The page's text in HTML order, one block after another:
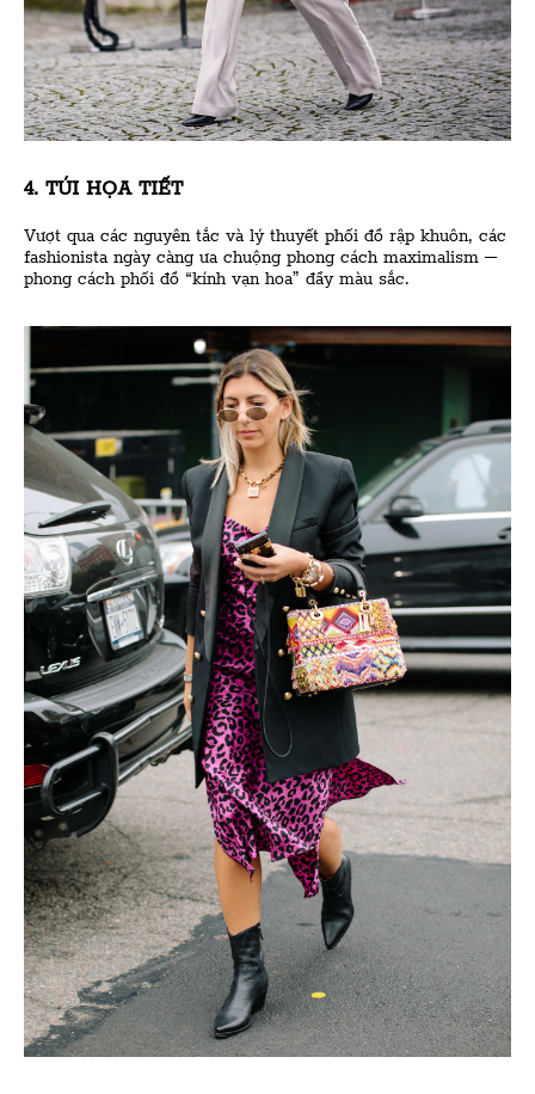
4. TÚI HỌA TIẾT
Vượt qua các nguyên tắc và lý thuyết phối đồ rập khuôn, các
fashionista ngày càng ưa chuộng phong cách maximalism –
phong cách phối đồ “kính vạn hoa” đầy màu sắc.